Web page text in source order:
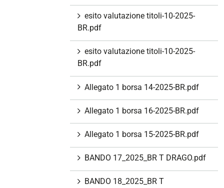
esito valutazione titoli-10-2025-
BR.pdf
esito valutazione titoli-10-2025-
BR.pdf
Allegato 1 borsa 14-2025-BR.pdf
Allegato 1 borsa 16-2025-BR.pdf
Allegato 1 borsa 15-2025-BR.pdf
BANDO 17_2025_BR T DRAGO.pdf
BANDO 18_2025_BR T